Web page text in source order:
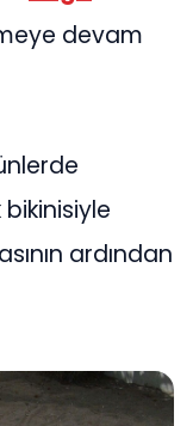
devam
ardından